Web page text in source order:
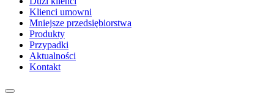
Klienci umowni
Mniejsze przedsiębiorstwa
Produkty
Przypadki
Aktualności
Kontakt